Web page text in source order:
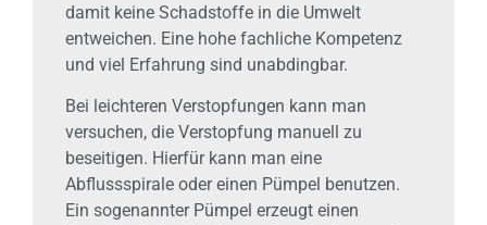
damit keine Schadstoffe in die Umwelt
entweichen. Eine hohe fachliche Kompetenz
und viel Erfahrung sind unabdingbar.
Bei leichteren Verstopfungen kann man
versuchen, die Verstopfung manuell zu
beseitigen. Hierfür kann man eine
Abflussspirale oder einen Pümpel benutzen.
Ein sogenannter Pümpel erzeugt einen